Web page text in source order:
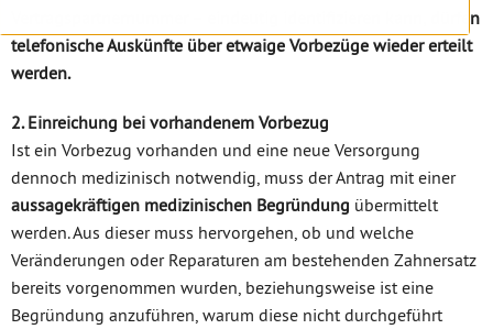
Vertragspartnernummer – eindeutig identifizieren kann, dürfen
telefonische Auskünfte über etwaige Vorbezüge wieder erteilt
werden.
2. Einreichung bei vorhandenem Vorbezug
Ist ein Vorbezug vorhanden und eine neue Versorgung
dennoch medizinisch notwendig, muss der Antrag mit einer
aussagekräftigen medizinischen Begründung übermittelt
werden. Aus dieser muss hervorgehen, ob und welche
Veränderungen oder Reparaturen am bestehenden Zahnersatz
bereits vorgenommen wurden, beziehungsweise ist eine
Begründung anzuführen, warum diese nicht durchgeführt